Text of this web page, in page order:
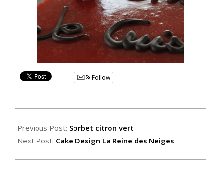
Follow
05-
18
Previous Post: Sorbet citron vert
Next Post: Cake Design La Reine des Neiges